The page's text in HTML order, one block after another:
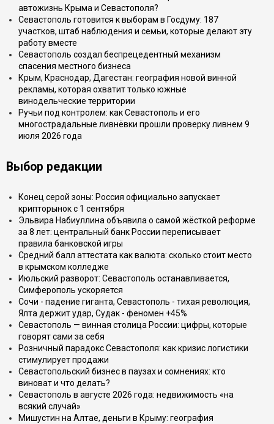
автожизнь Крыма и Севастополя?
Севастополь готовится к выборам в Госдуму: 187
участков, штаб наблюдения и семьи, которые делают эту
работу вместе
Севастополь создал беспрецедентный механизм
спасения местного бизнеса
Крым, Краснодар, Дагестан: география новой винной
рекламы, которая охватит только южные
винодельческие территории
Ручьи под контролем: как Севастополь и его
многострадальные ливнёвки прошли проверку ливнем 9
июля 2026 года
Выбор редакции
Конец серой зоны: Россия официально запускает
крипторынок с 1 сентября
Эльвира Набиуллина объявила о самой жёсткой реформе
за 8 лет: центральный банк России переписывает
правила банковской игры
Средний балл аттестата как валюта: сколько стоит место
в крымском колледже
Июльский разворот: Севастополь останавливается,
Симферополь ускоряется
Сочи - падение гиганта, Севастополь - тихая революция,
Ялта держит удар, Судак - феномен +45%
Севастополь — винная столица России: цифры, которые
говорят сами за себя
Розничный парадокс Севастополя: как кризис логистики
стимулирует продажи
Севастопольский бизнес в паузах и сомнениях: кто
виноват и что делать?
Севастополь в августе 2026 года: недвижимость «на
всякий случай»
Мишустин на Алтае, деньги в Крыму: география